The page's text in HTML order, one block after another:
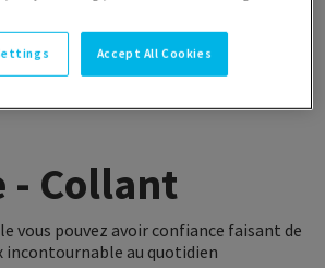
- Collant
vous pouvez avoir confiance faisant de
incontournable au quotidien
Accept All Cookies